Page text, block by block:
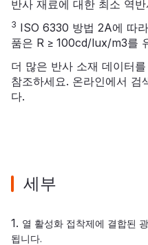
반사 재료에 대한 최소 역
3 ISO 6330 방법 2A에 따
품은 R ≥ 100cd/lux/m3를
더 많은 반사 소재 데이터를
참조하세요. 온라인에서 검
다.
세부
1. 열 활성화 접착제에 결합된
됩니다.